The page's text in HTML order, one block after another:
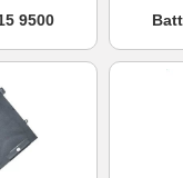
9500